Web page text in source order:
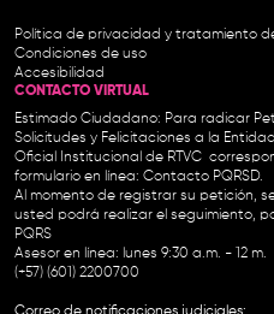
Política de privacidad y tratamiento
Condiciones de uso
Accesibilidad
CONTACTO VIRTUAL
Estimado Ciudadano: Para radicar
Solicitudes y Felicitaciones a la
Oficial Institucional de RTVC
formulario en línea: Contacto PQRSD.
Al momento de registrar su petición,
usted podrá realizar el seguimiento,
PQRS
Asesor en línea: lunes 9:30 a.m. - 12 m.
(+57) (601) 2200700
Correo de notificaciones judiciales: